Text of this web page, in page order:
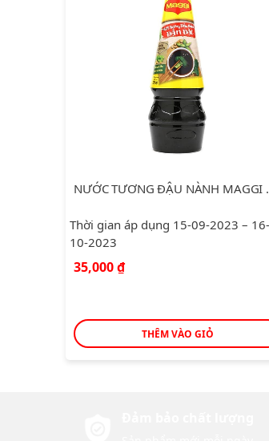
NƯỚC
Thời gian áp dụng 15-09-2023 – 16-
10-2023
35,000₫
THÊM VÀO GIỎ